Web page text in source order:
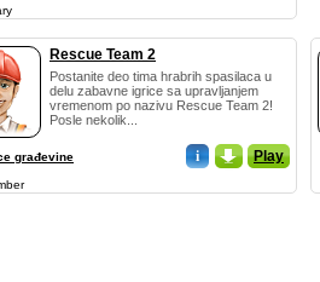
Rescue Team 2
Postanite deo tima hrabrih spasilaca u
delu zabavne igrice sa upravljanjem
vremenom po nazivu Rescue Team 2!
Posle nekolik...
građevine i _ Play